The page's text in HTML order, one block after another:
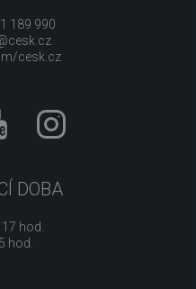
189 990
cesk.cz
DOBA
hod.
hod.